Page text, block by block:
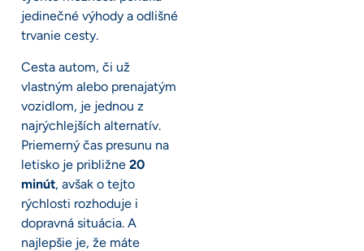
jedinečné výhody a odlišné
trvanie cesty.
Cesta autom, či už
vlastným alebo prenajatým
vozidlom, je jednou z
najrýchlejších alternatív.
Priemerný čas presunu na
letisko je približne 20
minút, avšak o tejto
rýchlosti rozhoduje i
dopravná situácia. A
najlepšie je, že máte